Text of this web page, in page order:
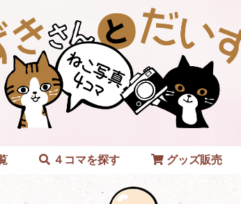
４コマを探す グッズ販売